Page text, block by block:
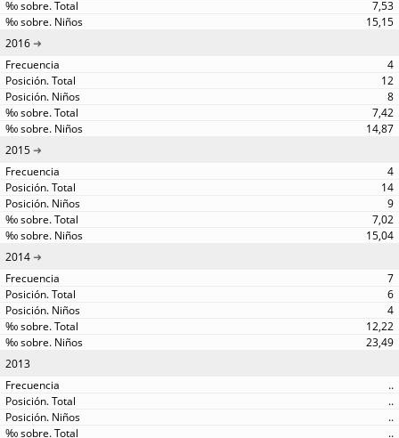
7,53
15,15
2016
4
12
8
7,42
14,87
2015
4
14
9
7,02
15,04
2014
7
6
4
12,22
23,49
2013
..
..
..
..